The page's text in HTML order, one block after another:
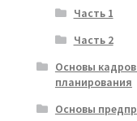
Часть 1
Часть 2
Основы
планирования
Основы